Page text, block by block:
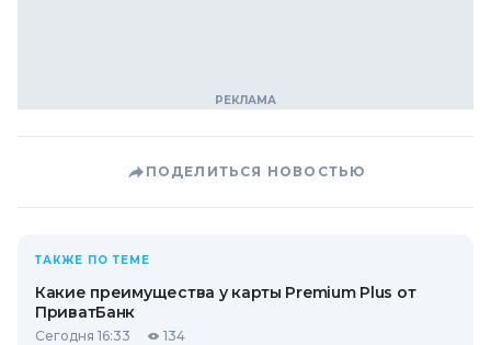
ПОДЕЛИТЬСЯ НОВОСТЬЮ
ТАКЖЕ ПО ТЕМЕ
Какие преимущества у карты Premium Plus от
ПриватБанк
Сегодня 16:33 134